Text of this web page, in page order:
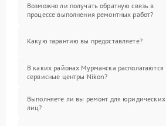
Возможно ли получать обратную связь в
процессе выполнения ремонтных работ?
Какую гарантию вы предоставляете?
В каких районах Мурманска располагаются
сервисные центры Nikon?
Выполняете ли вы ремонт для юридических
лиц?